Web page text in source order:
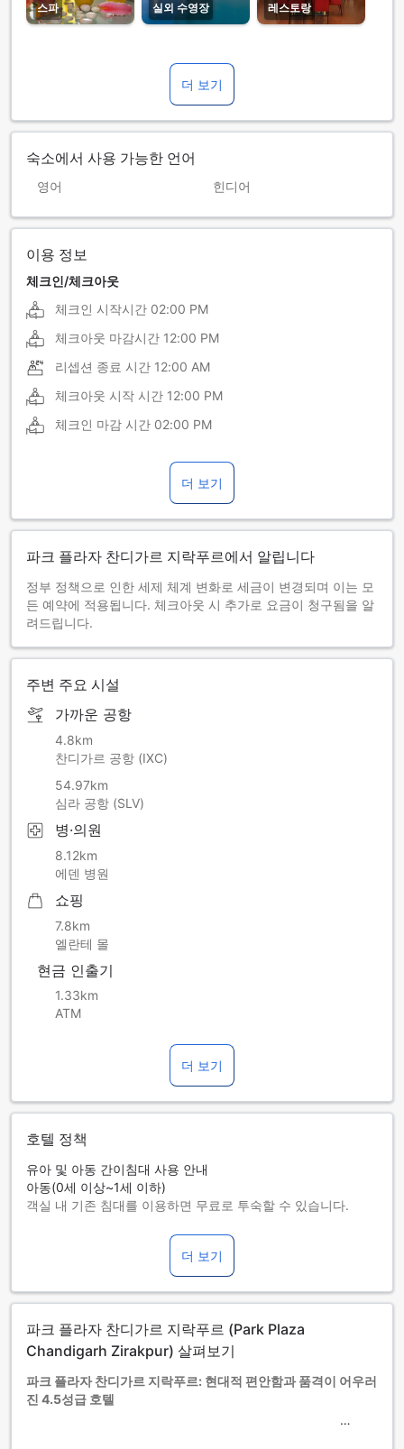
스파 실외 수영장 레스토랑
더 보기
숙소에서 사용 가능한 언어
영어 힌디어
이용 정보
체크인/체크아웃
체크인 시작시간 02:00 PM
체크아웃 마감시간 12:00 PM
리셉션 종료 시간 12:00 AM
체크아웃 시작 시간 12:00 PM
체크인 마감 시간 02:00 PM
더 보기
파크 플라자 찬디가르 지락푸르에서 알립니다
정부 정책으로 인한 세제 체계 변화로 세금이 변경되며 이는 모
든 예약에 적용됩니다. 체크아웃 시 추가로 요금이 청구됨을 알
려드립니다.
주변 주요 시설
가까운 공항
4.8km
찬디가르 공항 (IXC)
54.97km
심라 공항 (SLV)
병·의원
8.12km
에덴 병원
쇼핑
7.8km
엘란테 몰
현금 인출기
1.33km
ATM
더 보기
호텔 정책
유아 및 아동 간이침대 사용 안내
아동(0세 이상~1세 이하)
객실 내 기존 침대를 이용하면 무료로 투숙할 수 있습니다.
가능 인원 정보를 확인하시기 바랍니다.
객실을 5개 이상 예약하실 경우 다른 정책 및 추가 요금이 적용
더 보기
파크 플라자 찬디가르 지락푸르 (Park Plaza
Chandigarh Zirakpur) 살펴보기
파크 플라자 찬디가르 지락푸르: 현대적 편안함과 품격이 어우러
진 4.5성급 호텔